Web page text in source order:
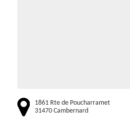
1861 Rte de Poucharramet
31470 Cambernard